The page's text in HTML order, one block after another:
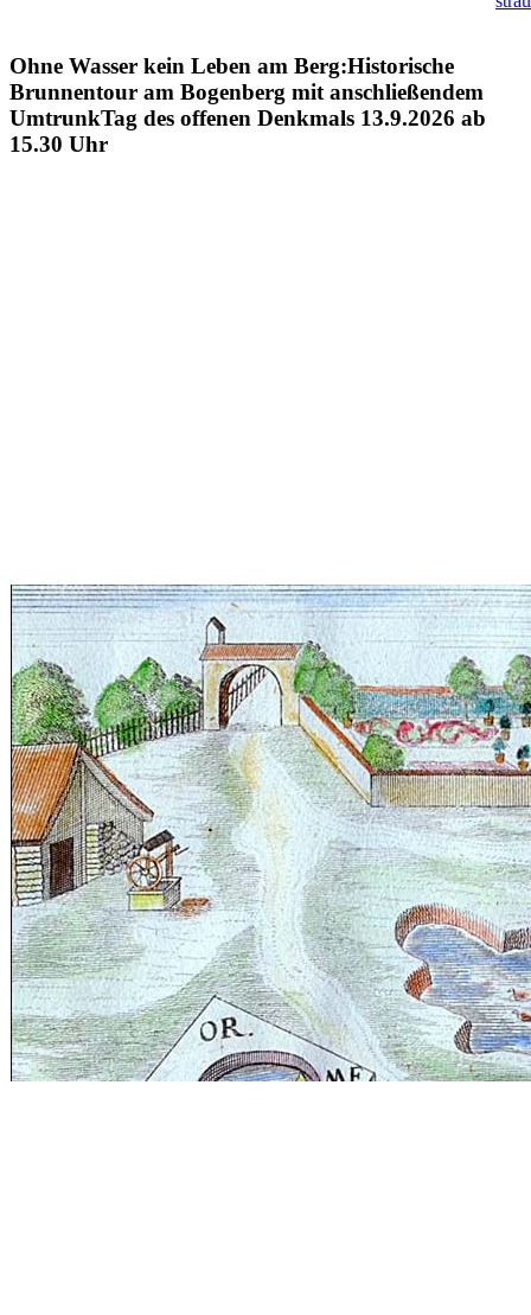
Ohne Wasser kein Leben am Berg:Historische
Brunnentour am Bogenberg mit anschließendem
UmtrunkTag des offenen Denkmals 13.9.2026 ab
15.30 Uhr